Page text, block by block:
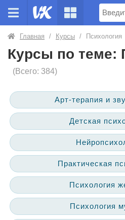
Поиск
Главная / Курсы / Психология
Курсы по теме:
(Всего: 384)
Арт-терапия и
Детская
Практическая
Психология
Психология